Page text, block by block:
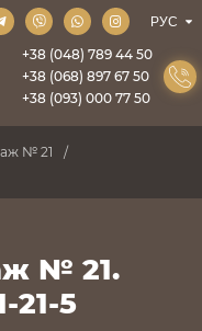
+38 (048) 789 44 50
+38 (068) 897 67 50
+38 (093) 000 77 50
№ 21
№ 21.
21-5